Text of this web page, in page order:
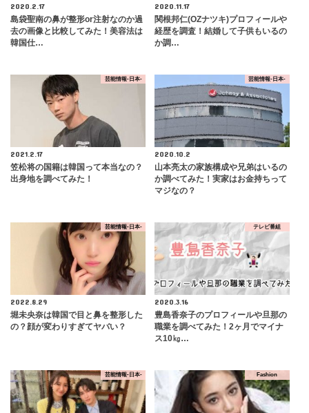
2020.2.17
島袋聖南の鼻が整形or注射なのか過
去の画像と比較してみた！美容法は
韓国仕…
2020.11.17
関根邦仁(OZナツキ)プロフィールや
経歴を調査！結婚して子供もいるの
か調…
芸能情報-日本-
2021.2.17
笠松将の国籍は韓国って本当なの？
出身地を調べてみた！
芸能情報-日本-
2020.10.2
山本亮太の家族構成や兄弟はいるの
か調べてみた！実家はお金持ちって
マジなの？
芸能情報-日本-
2022.8.29
堀未央奈は韓国で目と鼻を整形した
の？顔が変わりすぎてヤバい？
テレビ番組
2020.3.16
豊島香奈子のプロフィールや旦那の
職業を調べてみた！2ヶ月でマイナ
ス10㎏…
芸能情報-日本- Fashion